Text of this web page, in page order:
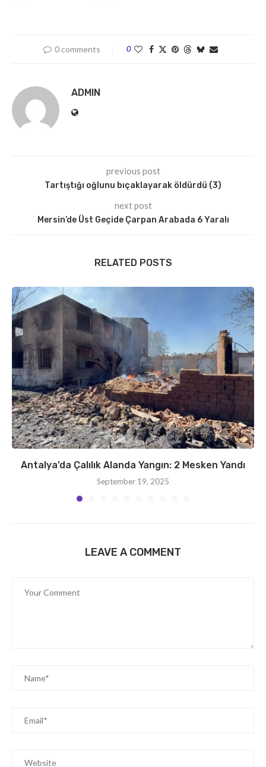
0 comments 0
ADMIN
previous post
Tartıştığı oğlunu bıçaklayarak öldürdü (3)
next post
Mersin’de Üst Geçide Çarpan Arabada 6 Yaralı
RELATED POSTS
Antalya’da Çalılık Alanda Yangın: 2 Mesken Yandı
September 19, 2025
LEAVE A COMMENT